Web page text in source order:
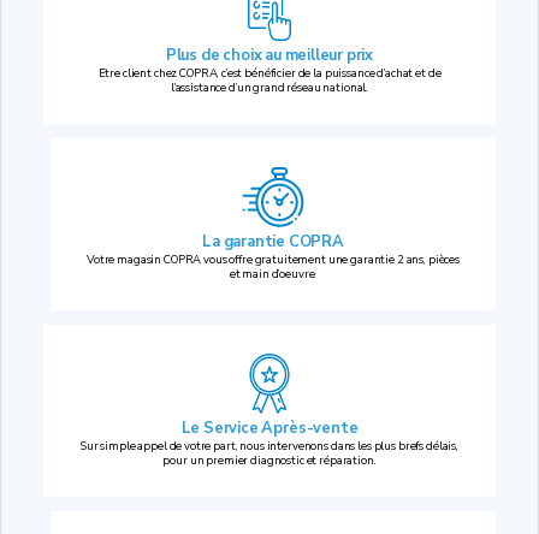
Plus de choix au meilleur prix
Etre client chez COPRA, c’est bénéficier de la puissance d’achat et de
l’assistance d’un grand réseau national.
La garantie COPRA
Votre magasin COPRA vous offre gratuitement une garantie 2 ans, pièces
et main d’oeuvre.
Le Service Après-vente
Sur simple appel de votre part, nous intervenons dans les plus brefs délais,
pour un premier diagnostic et réparation.